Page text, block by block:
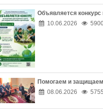
06.08 Наркотическая
06.08 Собственник обязан
06.08 Опасный обгон – риск
06.08 Перекресток, где
06.08 Право собственности -
Объявляется конкурс
10.06.2026
Помогаем и защищаем
08.06.2026
5755